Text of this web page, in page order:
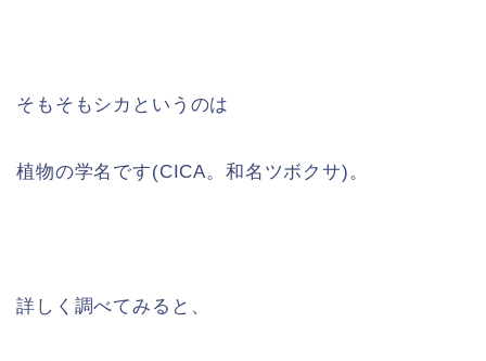
そもそもシカというのは
植物の学名です(CICA。和名ツボクサ)。
詳しく調べてみると、